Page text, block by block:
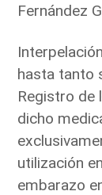
Fernández
hasta tanto
Registro de
dicho
utilización
embarazo